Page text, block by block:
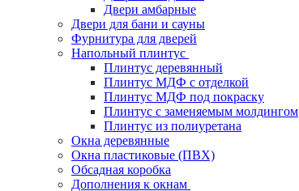
Двери амбарные
Двери для бани и сауны
Фурнитура для дверей
Напольный плинтус
Плинтус деревянный
Плинтус МДФ с отделкой
Плинтус МДФ под покраску
Плинтус с заменяемым молдингом
Плинтус из полиуретана
Окна деревянные
Окна пластиковые (ПВХ)
Обсадная коробка
Дополнения к окнам